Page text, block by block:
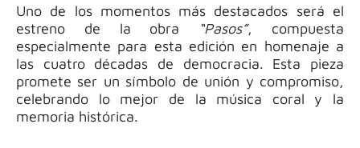
Uno de los momentos más destacados será el
estreno de la obra
“Pasos”, compuesta
especialmente para esta edición en homenaje a
las cuatro décadas de democracia. Esta pieza
promete ser un símbolo de unión y compromiso,
celebrando lo mejor de la música coral y la
memoria histórica.